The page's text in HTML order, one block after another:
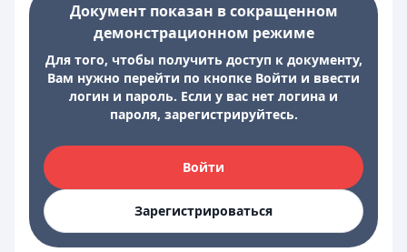
Документ показан в сокращенном
демонстрационном режиме
Для того, чтобы получить доступ к документу,
Вам нужно перейти по кнопке Войти и ввести
логин и пароль. Если у вас нет логина и
пароля, зарегистрируйтесь.
Войти
Зарегистрироваться